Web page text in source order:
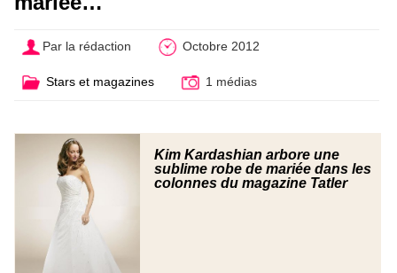
Par la rédaction Octobre 2012
Stars et magazines 1 médias
Kim Kardashian arbore une
sublime robe de mariée dans les
colonnes du magazine Tatler